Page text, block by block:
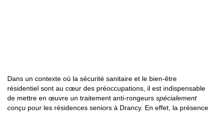
Dans un contexte où la sécurité sanitaire et le bien-être
résidentiel sont au cœur des préoccupations, il est indispensable
de mettre en œuvre un traitement anti-rongeurs spécialement
conçu pour les résidences seniors à Drancy. En effet, la présence